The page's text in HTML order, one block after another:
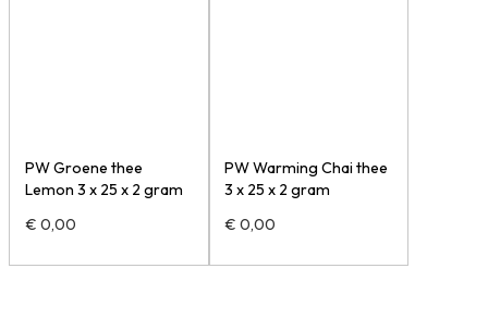
PW Groene thee
Lemon 3 x 25 x 2 gram
€ 0,00
PW Warming Chai thee
3 x 25 x 2 gram
€ 0,00